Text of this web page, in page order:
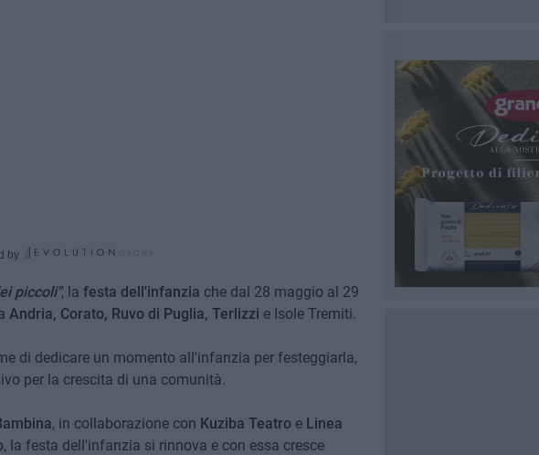
by
piccoli", la festa dell'infanzia che dal 28 maggio al 29
Andria, Corato, Ruvo di Puglia, Terlizzi e Isole Tremiti.
di dedicare un momento all'infanzia per festeggiarla,
per la crescita di una comunità.
, in collaborazione con Kuziba Teatroe Linea
, la festa dell'infanzia si rinnova e con essa cresce